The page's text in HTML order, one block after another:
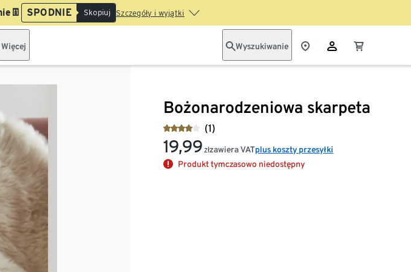
SPODNIE Skopiuj Szczegóły i wyjątki
Więcej Wyszukiwanie
Bożonarodzeniowa skarpeta
(1)
19,99 złzawiera VATplus koszty przesyłki
Produkt tymczasowo niedostępny